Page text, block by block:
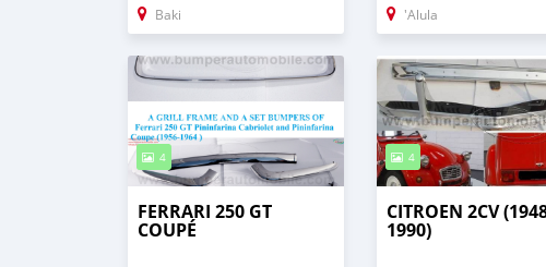
Baki 'Alula
4
FERRARI 250 GT
COUPÉ
4
CITROEN 2CV
1990)